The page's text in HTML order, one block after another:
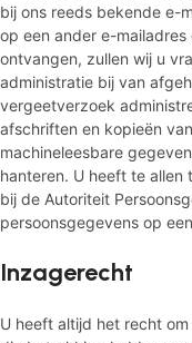
bij ons reeds bekende e-
op een ander e-
ontvangen, zullen wij u
administratie bij van
vergeetverzoek
afschriften en kopieën
machineleesbare
hanteren. U heeft te allen
bij de Autoriteit
persoonsgegevens op
Inzagerecht
U heeft altijd het recht